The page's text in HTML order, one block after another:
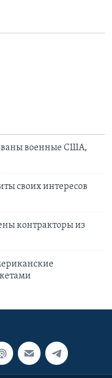
военные США,
своих интересов
контракторы из